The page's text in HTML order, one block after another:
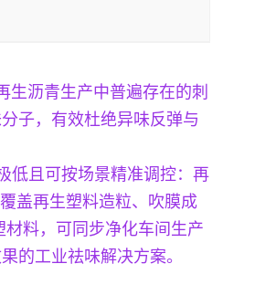
生沥青生产中普遍存在的刺
子，有效杜绝异味反弹与
低且可按场景精准调控：再
盖再生塑料造粒、吹膜成
料，可同步净化车间生产
的工业祛味解决方案。